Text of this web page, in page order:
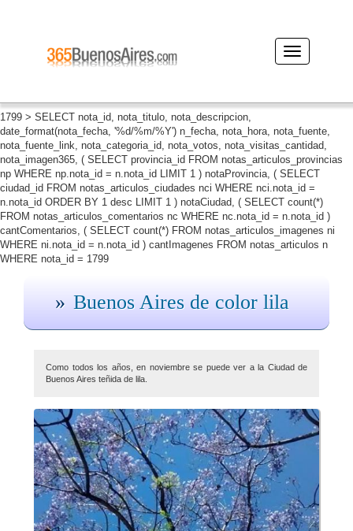
1799 > SELECT nota_id, nota_titulo, nota_descripcion,
date_format(nota_fecha, '%d/%m/%Y') n_fecha, nota_hora, nota_fuente,
nota_fuente_link, nota_categoria_id, nota_votos, nota_visitas_cantidad,
nota_imagen365, ( SELECT provincia_id FROM notas_articulos_provincias
np WHERE np.nota_id = n.nota_id LIMIT 1 ) notaProvincia, ( SELECT
ciudad_id FROM notas_articulos_ciudades nci WHERE nci.nota_id =
n.nota_id ORDER BY 1 desc LIMIT 1 ) notaCiudad, ( SELECT count(*)
FROM notas_articulos_comentarios nc WHERE nc.nota_id = n.nota_id )
cantComentarios, ( SELECT count(*) FROM notas_articulos_imagenes ni
WHERE ni.nota_id = n.nota_id ) cantImagenes FROM notas_articulos n
WHERE nota_id = 1799
Desplegar
navegación
Buenos Aires de color lila
Como todos los años, en noviembre se puede ver a la Ciudad de
Buenos Aires teñida de lila.